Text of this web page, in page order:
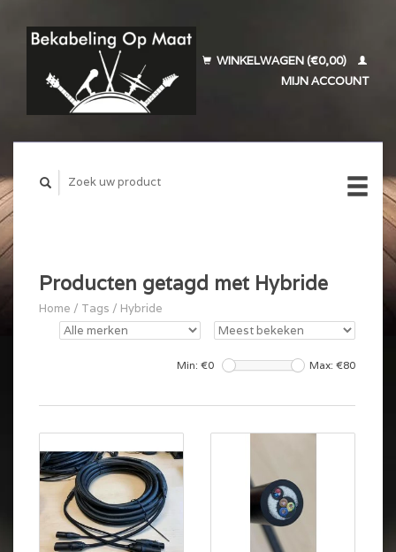
WINKELWAGEN (€0,00)
MIJN ACCOUNT
Producten getagd met Hybride
Home / Tags / Hybride
Min: €0 Max: €80